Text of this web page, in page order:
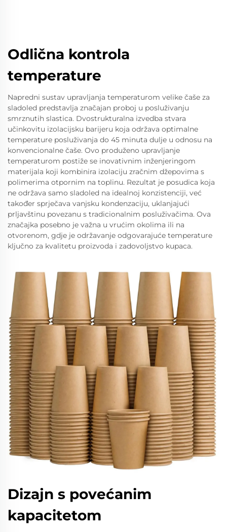
Odlična kontrola
temperature
Napredni sustav upravljanja temperaturom velike čaše za
sladoled predstavlja značajan proboj u posluživanju
smrznutih slastica. Dvostrukturalna izvedba stvara
učinkovitu izolacijsku barijeru koja održava optimalne
temperature posluživanja do 45 minuta dulje u odnosu na
konvencionalne čaše. Ovo produženo upravljanje
temperaturom postiže se inovativnim inženjeringom
materijala koji kombinira izolaciju zračnim džepovima s
polimerima otpornim na toplinu. Rezultat je posudica koja
ne održava samo sladoled na idealnoj konzistenciji, već
također sprječava vanjsku kondenzaciju, uklanjajući
prljavštinu povezanu s tradicionalnim posluživačima. Ova
značajka posebno je važna u vrućim okolima ili na
otvorenom, gdje je održavanje odgovarajuće temperature
ključno za kvalitetu proizvoda i zadovoljstvo kupaca.
Dizajn s povećanim
kapacitetom